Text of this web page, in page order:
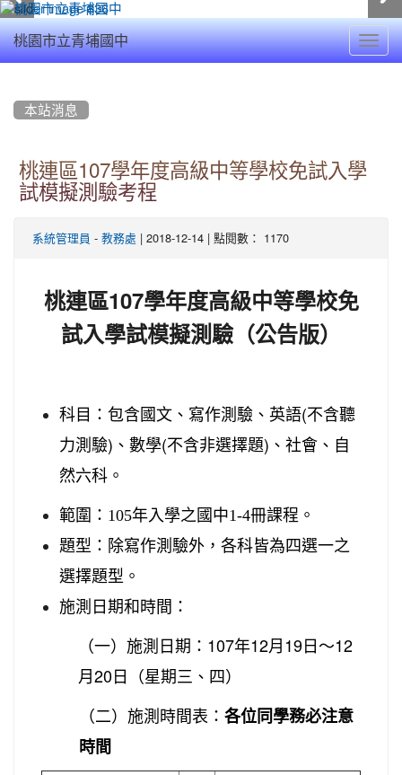
桃園市立青埔國中
本站消息
桃連區107學年度高級中等學校免試入學
試模擬測驗考程
系統管理員 - 教務處 | 2018-12-14 | 點閱數： 1170
桃連區107學年度高級中等學校免
試入學試模擬測驗（公告版）
科目 ： 包含國文、寫作測驗 、英語(不含聽
力測驗) 、數學(不含非選擇題) 、 社會、自
然六科 。
範圍：105年入學之國中1-4冊課程。
題型：除寫作測驗外，各科皆為四選一之
選擇題型 。
施測日期和時間：
（一）施測日期： 107年12月 19 日～12
月20 日（星期三、四）
（二）施測時間表： 各位同學務必注意
時間